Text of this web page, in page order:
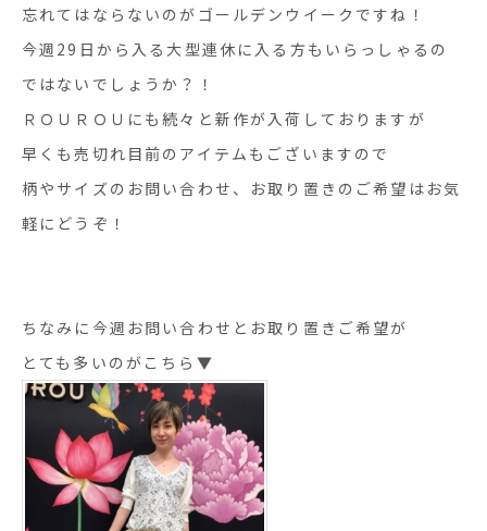
忘れてはならないのがゴールデンウイークですね！
今週29日から入る大型連休に入る方もいらっしゃるの
ではないでしょうか？！
ＲＯＵＲＯＵにも続々と新作が入荷しておりますが
早くも売切れ目前のアイテムもございますので
柄やサイズのお問い合わせ、お取り置きのご希望はお気
軽にどうぞ！
ちなみに今週お問い合わせとお取り置きご希望が
とても多いのがこちら▼